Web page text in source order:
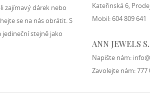
zajímavý dárek nebo
se na nás obrátit. S
stejně jako
Kateřinská 6,
Mobil:604 809 641
ANN JEWELS
Napište nám:
Zavolejte nám:777